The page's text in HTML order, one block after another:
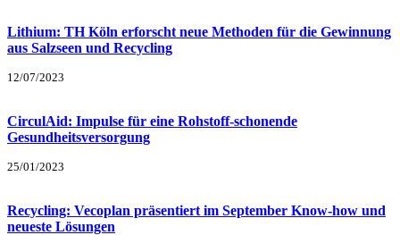
Lithium: TH Köln erforscht neue Methoden für die Gewinnung
aus Salzseen und Recycling
12/07/2023
CirculAid: Impulse für eine Rohstoff-schonende
Gesundheitsversorgung
25/01/2023
Recycling: Vecoplan präsentiert im September Know-how und
neueste Lösungen